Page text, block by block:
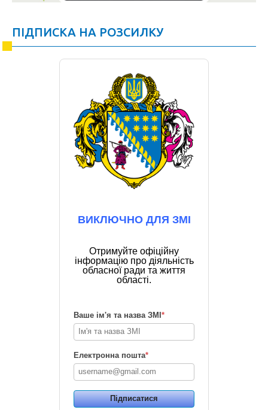
ПІДПИСКА НА РОЗСИЛКУ
ВИКЛЮЧНО ДЛЯ ЗМІ
Отримуйте офіційну
інформацію про діяльність
обласної ради та життя
області.
Ваше ім'я та назва ЗМІ*
Електронна пошта*
Підписатися